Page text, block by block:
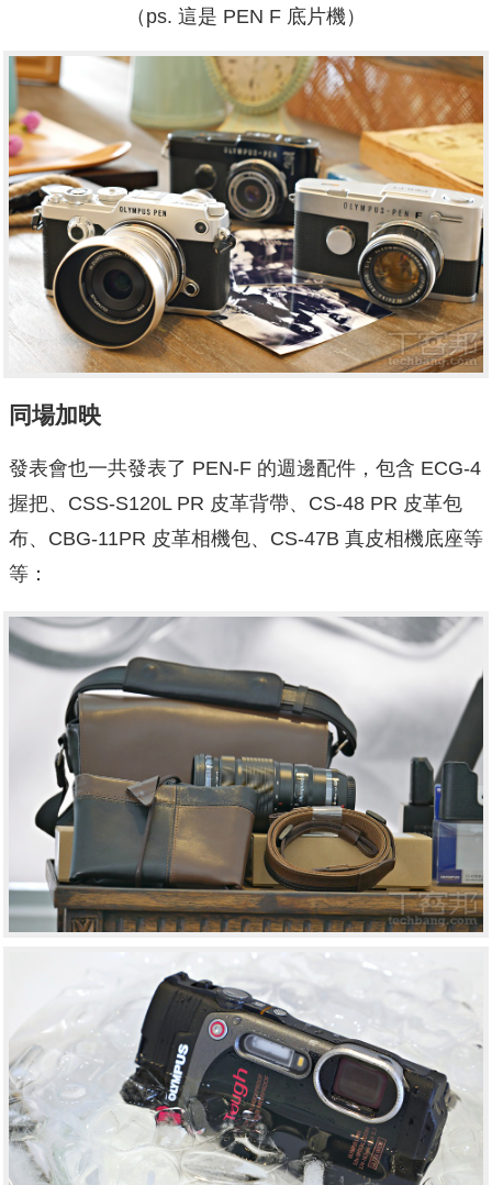
（ps. 這是 PEN F 底片機）
同場加映
發表會也一共發表了 PEN-F 的週邊配件，包含 ECG-4
握把、CSS-S120L PR 皮革背帶、CS-48 PR 皮革包
布、CBG-11PR 皮革相機包、CS-47B 真皮相機底座等
等：